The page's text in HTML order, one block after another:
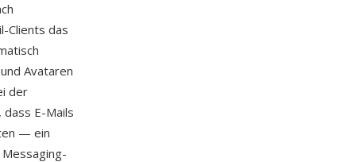
Clients das
Avataren
der
E-Mails
— ein